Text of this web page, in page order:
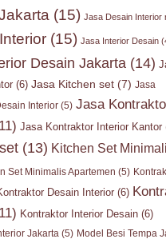
(15) Jasa Desain Interior
(15) Jasa Interior Desain
Desain Jakarta (14)
(6) Jasa Kitchen set(7) Jasa
Interior(5) Jasa
Jasa Kontraktor Interior Kantor
(13) Kitchen Set
Set Minimalis Apartemen (5)
Desain Interior(6)
Kontraktor Interior Desain(6)
Jakarta(5) Model Besi Tempa